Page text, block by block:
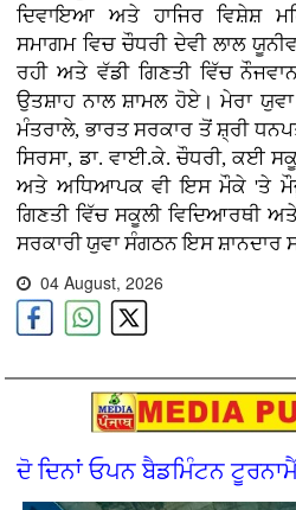
ਦਿਵਾਇਆ ਅਤੇ ਹਾਜਿਰ ਵਿਸ਼ੇਸ਼
ਸਮਾਗਮ ਵਿਚ ਚੌਧਰੀ ਦੇਵੀ ਲਾਲ
ਰਹੀ ਅਤੇ ਵੱਡੀ ਗਿਣਤੀ ਵਿੱਚ
ਉਤਸ਼ਾਹ ਨਾਲ ਸ਼ਾਮਲ ਹੋਏ। ਮੇਰਾ
ਮੰਤਰਾਲੇ, ਭਾਰਤ ਸਰਕਾਰ ਤੋਂ ਸ਼੍ਰੀ
ਸਿਰਸਾ, ਡਾ. ਵਾਈ.ਕੇ. ਚੌਧਰੀ, ਕਈ
ਅਤੇ ਅਧਿਆਪਕ ਵੀ ਇਸ ਮੌਕੇ 'ਤੇ
ਗਿਣਤੀ ਵਿੱਚ ਸਕੂਲੀ ਵਿਦਿਆਰਥੀ
ਸਰਕਾਰੀ ਯੁਵਾ ਸੰਗਠਨ ਇਸ ਸ਼ਾਨਦਾਰ
04 August, 2026
ਦੋ ਦਿਨਾਂ ਓਪਨ ਬੈਡਮਿੰਟਨ